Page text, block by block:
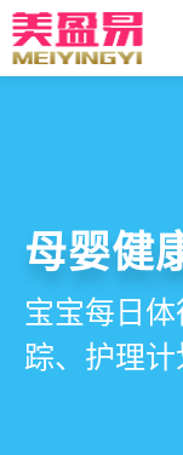
智慧月
一站式解
餐饮、会
理
母婴健
宝宝每日
踪、护理
房态与
在线选房
源调度，
会员营
会员积分
户关怀，